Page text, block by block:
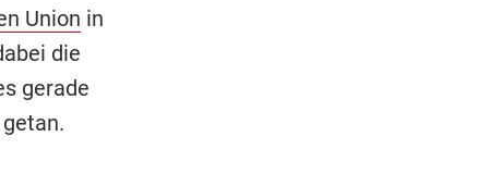
Union in
die
gerade